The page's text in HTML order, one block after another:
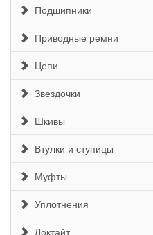
Подшипники
Приводные ремни
Цепи
Звездочки
Шкивы
Втулки и ступицы
Муфты
Уплотнения
Локтайт